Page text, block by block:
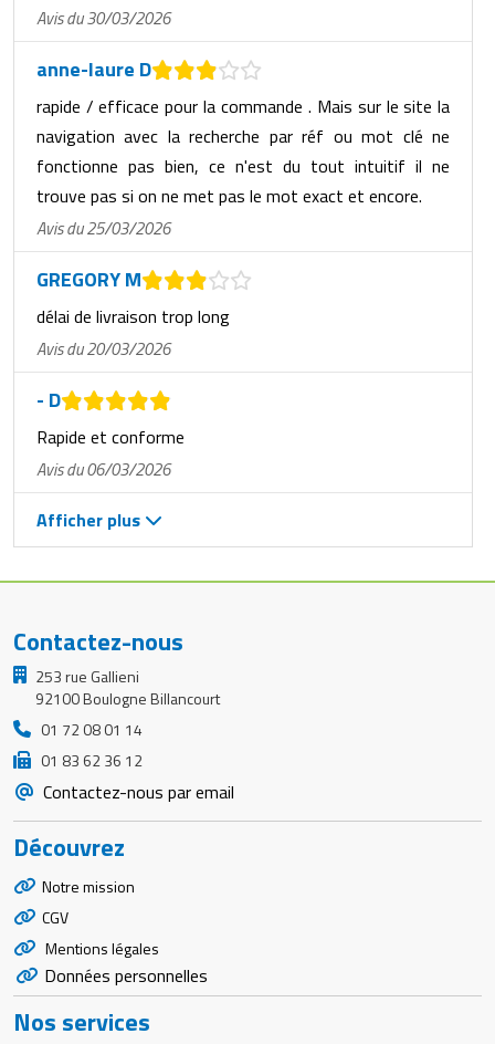
Avis du 30/03/2026
anne-laure D
rapide / efficace pour la commande . Mais sur le site la
navigation avec la recherche par réf ou mot clé ne
fonctionne pas bien, ce n'est du tout intuitif il ne
trouve pas si on ne met pas le mot exact et encore.
Avis du 25/03/2026
GREGORY M
délai de livraison trop long
Avis du 20/03/2026
- D
Rapide et conforme
Avis du 06/03/2026
Afficher plus
Contactez-nous
253 rue Gallieni
92100 Boulogne Billancourt
01 72 08 01 14
01 83 62 36 12
Contactez-nous par email
Découvrez
Notre mission
CGV
Mentions légales
Données personnelles
Nos services